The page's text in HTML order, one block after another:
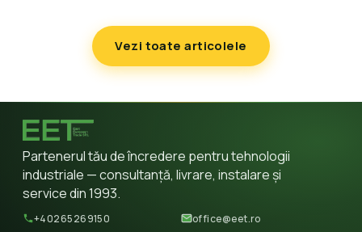
Vezi toate articolele
Partenerul tău de încredere pentru tehnologii
industriale — consultanță, livrare, instalare și
service din 1993.
+40265269150 office@eet.ro